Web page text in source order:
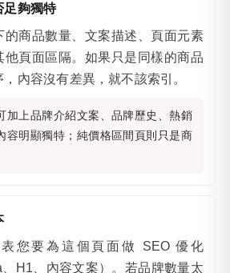
足夠獨特
的商品數量、文案描述、頁面元素
他頁面區隔。如果只是同樣的商品
內容沒有差異，就不該索引。
加上品牌介紹文案、品牌歷史、熱銷
容明顯獨特；純價格區間頁則只是商
您要為這個頁面做 SEO 優化
、H1、內容文案）。若品牌數量太